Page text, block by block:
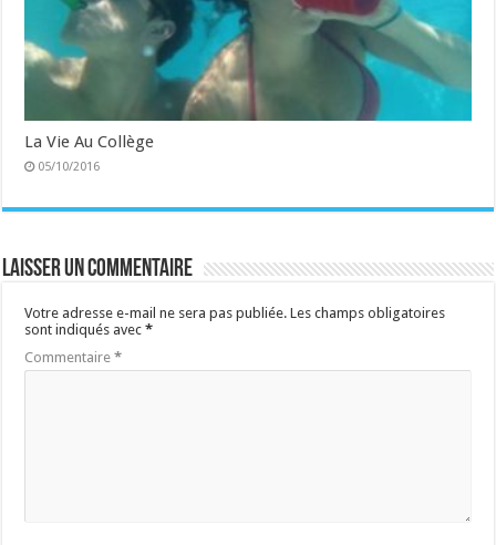
La Vie Au Collège
05/10/2016
Laisser un commentaire
Votre adresse e-mail ne sera pas publiée. Les champs obligatoires
sont indiqués avec*
Commentaire*